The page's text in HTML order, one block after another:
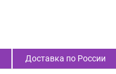
Доставка по России